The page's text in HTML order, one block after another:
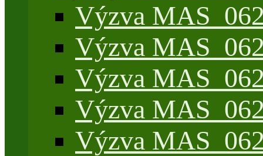
Výzva
Výzva
Výzva
Výzva
Výzva